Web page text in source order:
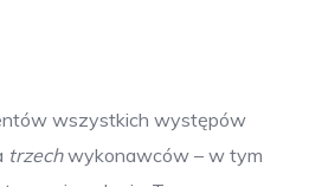
wszystkich występów
trzechwykonawców – w tym